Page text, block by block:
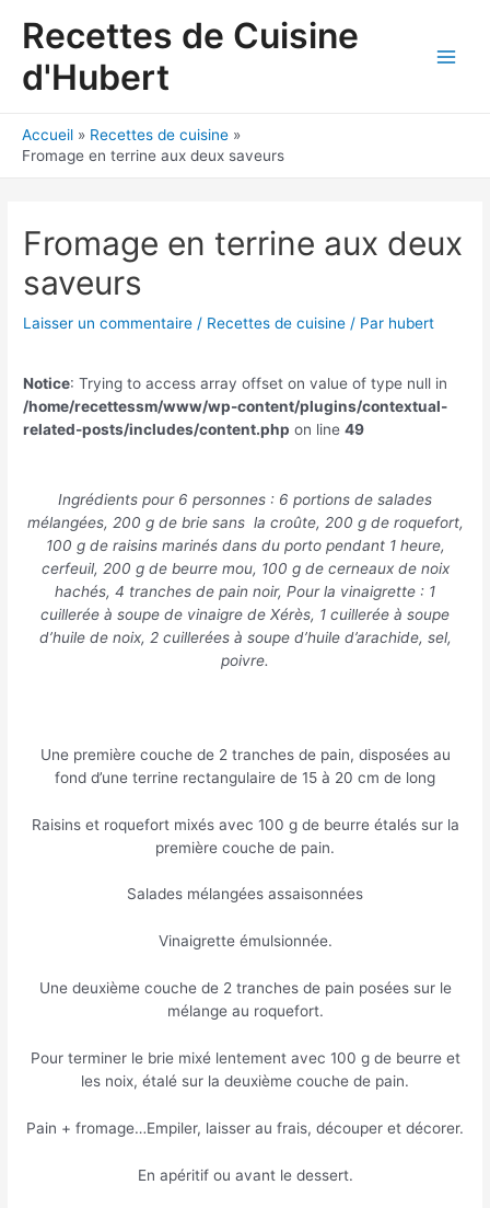
Recettes de Cuisine
d'Hubert
Accueil
Recettes de cuisine
Fromage en terrine aux deux saveurs
Fromage en terrine aux deux
saveurs
Laisser un commentaire / Recettes de cuisine / Par hubert
Notice: Trying to access array offset on value of type null in
/home/recettessm/www/wp-content/plugins/contextual-
related-posts/includes/content.php on line49
Ingrédients pour 6 personnes : 6 portions de salades
mélangées, 200 g de brie sans la croûte, 200 g de roquefort,
100 g de raisins marinés dans du porto pendant 1 heure,
cerfeuil, 200 g de beurre mou, 100 g de cerneaux de noix
hachés, 4 tranches de pain noir, Pour la vinaigrette : 1
cuillerée à soupe de vinaigre de Xérès, 1 cuillerée à soupe
d’huile de noix, 2 cuillerées à soupe d’huile d’arachide, sel,
poivre.
Une première couche de 2 tranches de pain, disposées au
fond d’une terrine rectangulaire de 15 à 20 cm de long
Raisins et roquefort mixés avec 100 g de beurre étalés sur la
première couche de pain.
Salades mélangées assaisonnées
Vinaigrette émulsionnée.
Une deuxième couche de 2 tranches de pain posées sur le
mélange au roquefort.
Pour terminer le brie mixé lentement avec 100 g de beurre et
les noix, étalé sur la deuxième couche de pain.
Pain + fromage…Empiler, laisser au frais, découper et décorer.
En apéritif ou avant le dessert.